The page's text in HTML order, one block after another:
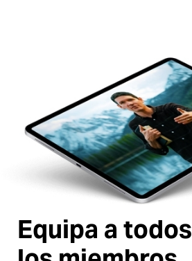
Equipa a todos